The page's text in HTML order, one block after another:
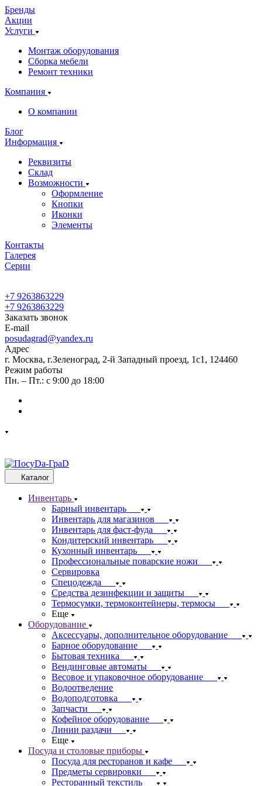
Бренды
Акции
Услуги
Монтаж оборудования
Сборка мебели
Ремонт техники
Компания
О компании
Блог
Информация
Реквизиты
Склад
Возможности
Оформление
Кнопки
Иконки
Элементы
Контакты
Галерея
Cерии
+7 9263863229
+7 9263863229
Заказать звонок
E-mail
posudagrad@yandex.ru
Адрес
г. Москва, г.Зеленоград, 2-й Западный проезд, 1с1, 124460
Режим работы
Пн. – Пт.: с 9:00 до 18:00
Каталог
Инвентарь
Барный инвентарь
Инвентарь для магазинов
Инвентарь для фаст-фуда
Кондитерский инвентарь
Кухонный инвентарь
Профессиональные поварские ножи
Сервировка
Спецодежда
Средства дезинфекции и защиты
Термосумки, термоконтейнеры, термосы
Еще
Оборудование
Аксессуары, дополнительное оборудование
Барное оборудование
Бытовая техника
Вендинговые автоматы
Весовое и упаковочное оборудование
Водоотведение
Водоподготовка
Запчасти
Кофейное оборудование
Линии раздачи
Еще
Посуда и столовые приборы
Посуда для ресторанов и кафе
Предметы сервировки
Ресторанный текстиль